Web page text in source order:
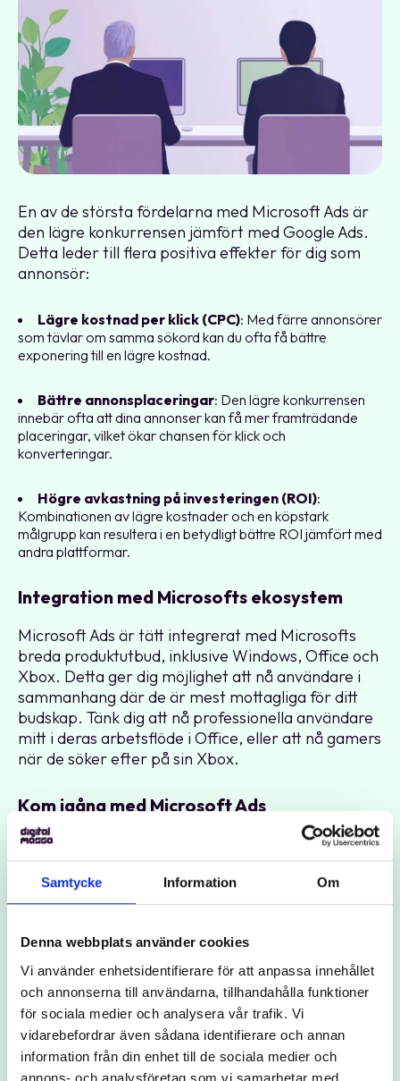
Samtycke Information Om
Denna webbplats använder cookies
Vi använder enhetsidentifierare för att anpassa innehållet
och annonserna till användarna, tillhandahålla funktioner
för sociala medier och analysera vår trafik. Vi
vidarebefordrar även sådana identifierare och annan
information från din enhet till de sociala medier och
annons- och analysföretag som vi samarbetar med.
En av de största fördelarna med Microsoft Ads är
den lägre konkurrensen jämfört med Google Ads.
Detta leder till flera positiva effekter för dig som
annonsör:
Lägre kostnad per klick (CPC): Med färre annonsörer
som tävlar om samma sökord kan du ofta få bättre
exponering till en lägre kostnad.
Bättre annonsplaceringar: Den lägre konkurrensen
innebär ofta att dina annonser kan få mer framträdande
placeringar, vilket ökar chansen för klick och
konverteringar.
Högre avkastning på investeringen (ROI):
Kombinationen av lägre kostnader och en köpstark
målgrupp kan resultera i en betydligt bättre ROI jämfört med
andra plattformar.
Integration med Microsofts ekosystem
Microsoft Ads är tätt integrerat med Microsofts
breda produktutbud, inklusive Windows, Office och
Xbox. Detta ger dig möjlighet att nå användare i
sammanhang där de är mest mottagliga för ditt
budskap. Tänk dig att nå professionella användare
mitt i deras arbetsflöde i Office, eller att nå gamers
när de söker efter på sin Xbox.
Kom igång med Microsoft Ads
Att starta med Microsoft Ads är enklare än du
kanske tror. Börja med att skapa ett konto på
ads.microsoft.com
. Processen är rak och enkel,
och du guidas genom varje steg.
Smidig import från Google
Om du redan använder Google Ads så kan du
enkelt importera dina befintliga kampanjer. Detta
sparar tid och låter dig snabbt komma igång med
en beprövad strategi. Men kom ihåg att anpassa
dina kampanjer för Microsofts unika användarbas